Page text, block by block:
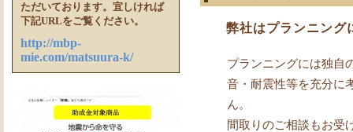
弊社はプランニング
プランニングには独自
音・耐震性等を充分に
ん。
間取りのご相談もお受
ただいております。宜しければ
下記URLをご覧ください。
http://mbp-
mie.com/matsuura-k/